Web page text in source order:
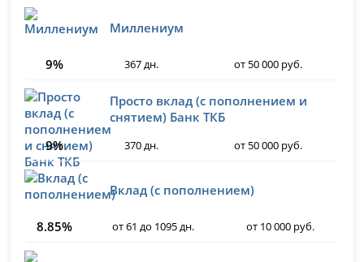
Миллениум
9% 367 дн. от 50 000 руб.
Просто вклад (с пополнением и
снятием) Банк ТКБ
9%
370 дн. от 50 000 руб.
Вклад (с пополнением)
8.85% от 61 до 1095 дн. от 10 000 руб.